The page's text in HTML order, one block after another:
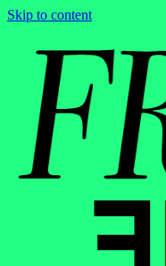
Skip to content